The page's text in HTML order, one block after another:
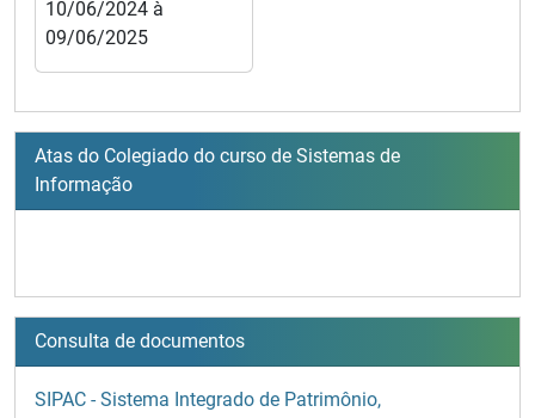
10/06/2024 à
09/06/2025
Atas do Colegiado do curso de Sistemas de
Informação
Consulta de documentos
SIPAC - Sistema Integrado de Patrimônio,